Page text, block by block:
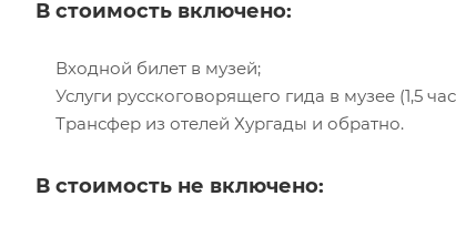
В стоимость включено:
Входной билет в музей;
Услуги русскоговорящего гида в музее (1,5
Трансфер из отелей Хургады и обратно.
В стоимость не включено: